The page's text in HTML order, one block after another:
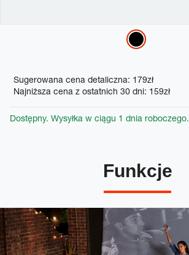
Promotions
Sugerowana cena detaliczna: 179zł
Najniższa cena z ostatnich 30 dni: 159zł
Dostępny. Wysyłka w ciągu 1 dnia roboczego.
Funkcje